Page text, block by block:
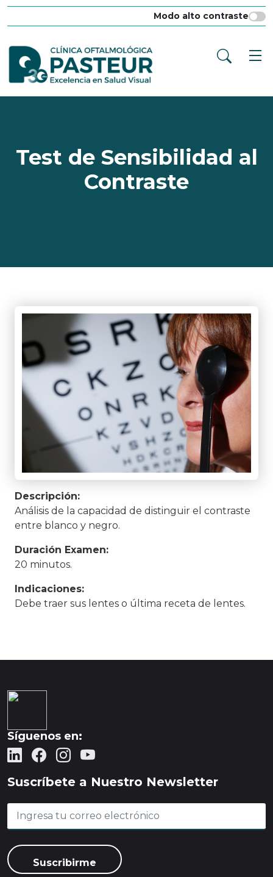
Modo alto contraste
Test de Sensibilidad al
Contraste
Descripción:
Análisis de la capacidad de distinguir el contraste
entre blanco y negro.
Duración Examen:
20 minutos.
Indicaciones:
Debe traer sus lentes o última receta de lentes.
Síguenos en:
Suscríbete a Nuestro Newsletter